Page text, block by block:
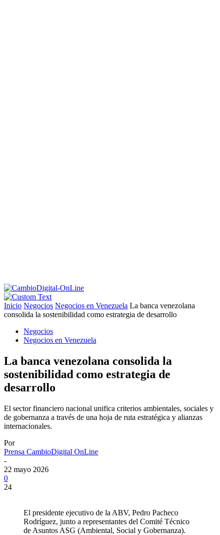
Inicio Negocios Negocios en Venezuela La banca venezolana
consolida la sostenibilidad como estrategia de desarrollo
Negocios
Negocios en Venezuela
La banca venezolana consolida la
sostenibilidad como estrategia de
desarrollo
El sector financiero nacional unifica criterios ambientales, sociales y
de gobernanza a través de una hoja de ruta estratégica y alianzas
internacionales.
Por
Prensa CambioDigital OnLine
-
22 mayo 2026
0
24
El presidente ejecutivo de la ABV, Pedro Pacheco
Rodríguez, junto a representantes del Comité Técnico
de Asuntos ASG (Ambiental, Social y Gobernanza).